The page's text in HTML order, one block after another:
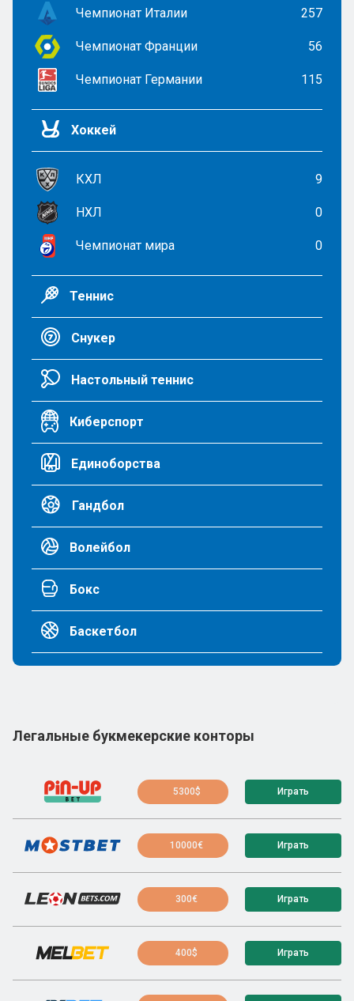
Чемпионат Италии 257
Чемпионат Франции 56
Чемпионат Германии 115
Хоккей
КХЛ 9
НХЛ 0
Чемпионат мира 0
Теннис
Снукер
Настольный теннис
Киберспорт
Единоборства
Гандбол
Волейбол
Бокс
Баскетбол
Легальные букмекерские конторы
5300$ Играть
10000€ Играть
300€ Играть
400$ Играть